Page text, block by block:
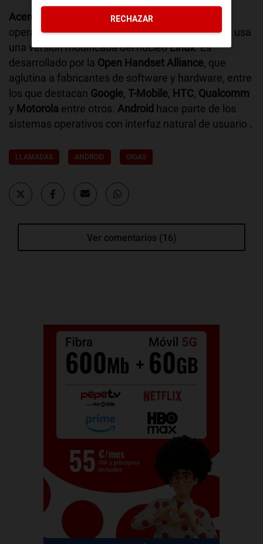
Acerca de Android
Androides un un sistema
operativo orientado a dispositivos móviles y que usa
una versión modificada del núcleoLinux. Es
desarrollado por la Open Handset Alliance, que
aglutina a fabricantes de software y hardware, entre
los que destacan Google, T-Mobile, HTC, Qualcomm
y Motorola entre otros. Android hace parte de los
sistemas operativos con interfaz natural de usuario .
LLAMADAS ANDROID GIGAS
Ver comentarios (16)
RECHAZAR